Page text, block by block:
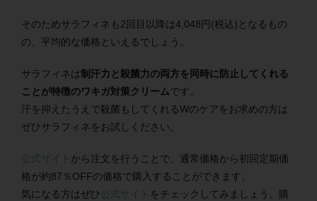
そのためサラフィネも2回目以降は4,048円(税込)となるもの
の、平均的な価格といえるでしょう。
サラフィネは制汗力と殺菌力の両方を同時に防止してくれる
ことが特徴のワキガ対策クリームです。
汗を抑えたうえで殺菌もしてくれるWのケアをお求めの方は
ぜひサラフィネをお試しください。
公式サイト から注文を行うことで、通常価格から初回定期価
格が約87％OFFの価格で購入することができます。
気になる方はぜひ公式サイト をチェックしてみましょう。購